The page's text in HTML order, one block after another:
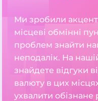
Ми зробили акцент
місцеві обмінні
проблем знайти
неподалік. На
знайдете відгуки
валюту в цих
ухвалити обізнане